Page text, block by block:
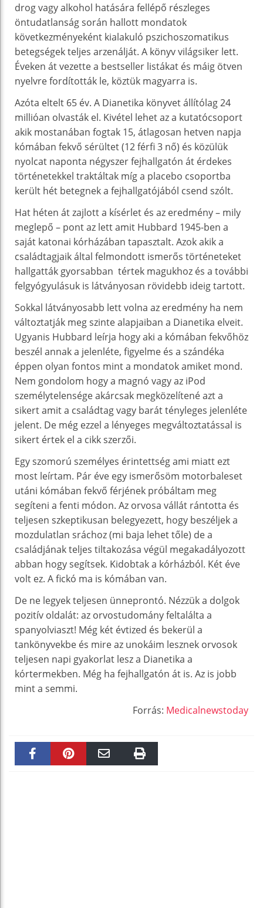
drog vagy alkohol hatására fellépő részleges
öntudatlanság során hallott mondatok
következményeként kialakuló pszichoszomatikus
betegségek teljes arzenálját. A könyv világsiker lett.
Éveken át vezette a bestseller listákat és máig ötven
nyelvre fordították le, köztük magyarra is.
Azóta eltelt 65 év. A Dianetika könyvet állítólag 24
millióan olvasták el. Kivétel lehet az a kutatócsoport
akik mostanában fogtak 15, átlagosan hetven napja
kómában fekvő sérültet (12 férfi 3 nő) és közülük
nyolcat naponta négyszer fejhallgatón át érdekes
történetekkel traktáltak míg a placebo csoportba
került hét betegnek a fejhallgatójából csend szólt.
Hat héten át zajlott a kísérlet és az eredmény – mily
meglepő – pont az lett amit Hubbard 1945-ben a
saját katonai kórházában tapasztalt. Azok akik a
családtagjaik által felmondott ismerős történeteket
hallgatták gyorsabban tértek magukhoz és a további
felgyógyulásuk is látványosan rövidebb ideig tartott.
Sokkal látványosabb lett volna az eredmény ha nem
változtatják meg szinte alapjaiban a Dianetika elveit.
Ugyanis Hubbard leírja hogy aki a kómában fekvőhöz
beszél annak a jelenléte, figyelme és a szándéka
éppen olyan fontos mint a mondatok amiket mond.
Nem gondolom hogy a magnó vagy az iPod
személytelensége akárcsak megközelítené azt a
sikert amit a családtag vagy barát tényleges jelenléte
jelent. De még ezzel a lényeges megváltoztatással is
sikert értek el a cikk szerzői.
Egy szomorú személyes érintettség ami miatt ezt
most leírtam. Pár éve egy ismerősöm motorbaleset
utáni kómában fekvő férjének próbáltam meg
segíteni a fenti módon. Az orvosa vállát rántotta és
teljesen szkeptikusan belegyezett, hogy beszéljek a
mozdulatlan sráchoz (mi baja lehet tőle) de a
családjának teljes tiltakozása végül megakadályozott
abban hogy segítsek. Kidobtak a kórházból. Két éve
volt ez. A fickó ma is kómában van.
De ne legyek teljesen ünneprontó. Nézzük a dolgok
pozitív oldalát: az orvostudomány feltalálta a
spanyolviaszt! Még két évtized és bekerül a
tankönyvekbe és mire az unokáim lesznek orvosok
teljesen napi gyakorlat lesz a Dianetika a
kórtermekben. Még ha fejhallgatón át is. Az is jobb
mint a semmi.
Forrás: Medicalnewstoday